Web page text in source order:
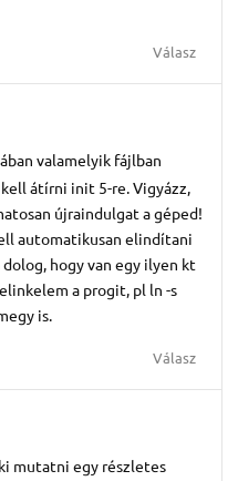
Válasz
valamelyik fájlban
átírni init 5-re. Vigyázz,
újraindulgat a géped!
automatikusan elindítani
hogy van egy ilyen kt
a progit, pl ln -s
is.
Válasz
mutatni egy részletes